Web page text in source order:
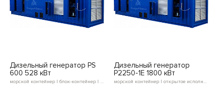
Дизельный генератор PS
600 528 кВт
морской контейнер | блок-контейнер | в кожухе | открытое исполнение
Дизельный генератор
Р2250-1Е 1800 кВт
морской контейнер | открытое исполнение